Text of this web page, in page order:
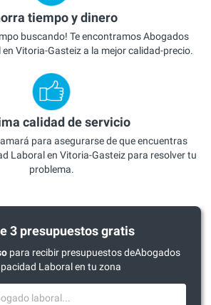
tiempo y dinero
buscando! Te encontramos Abogados
Vitoria-Gasteiz a la mejor calidad-precio.
calidad de servicio
para asegurarse de que encuentras
Laboral en Vitoria-Gasteiz para resolver tu
problema.
3 presupuestos gratis
para recibir presupuestos deAbogados
Laboral en tu zona